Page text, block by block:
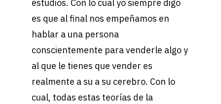
estudios. Con lo cual yo siempre digo
es que al final nos empeñamos en
hablar a una persona
conscientemente para venderle algo y
al que le tienes que vender es
realmente a su a su cerebro. Con lo
cual, todas estas teorías de la